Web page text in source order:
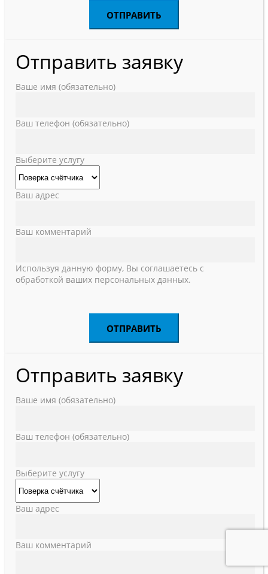
Отправить заявку
Ваше имя (обязательно)
Ваш телефон (обязательно)
Выберите услугу
Ваш адрес
Ваш комментарий
Используя данную форму, Вы соглашаетесь с
обработкой ваших персональных данных.
Отправить заявку
Ваше имя (обязательно)
Ваш телефон (обязательно)
Выберите услугу
Ваш адрес
Ваш комментарий